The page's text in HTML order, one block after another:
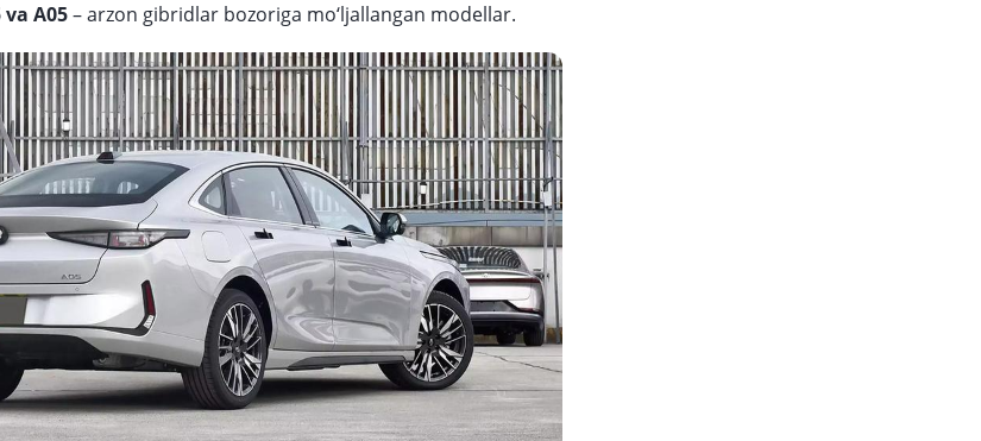
A05– arzon gibridlar bozoriga mo‘ljallangan modellar.